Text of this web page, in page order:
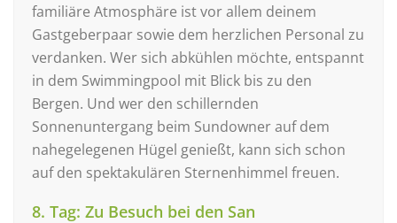
familiäre Atmosphäre ist vor allem deinem
Gastgeberpaar sowie dem herzlichen Personal zu
verdanken. Wer sich abkühlen möchte, entspannt
in dem Swimmingpool mit Blick bis zu den
Bergen. Und wer den schillernden
Sonnenuntergang beim Sundowner auf dem
nahegelegenen Hügel genießt, kann sich schon
auf den spektakulären Sternenhimmel freuen.
8. Tag: Zu Besuch bei den San